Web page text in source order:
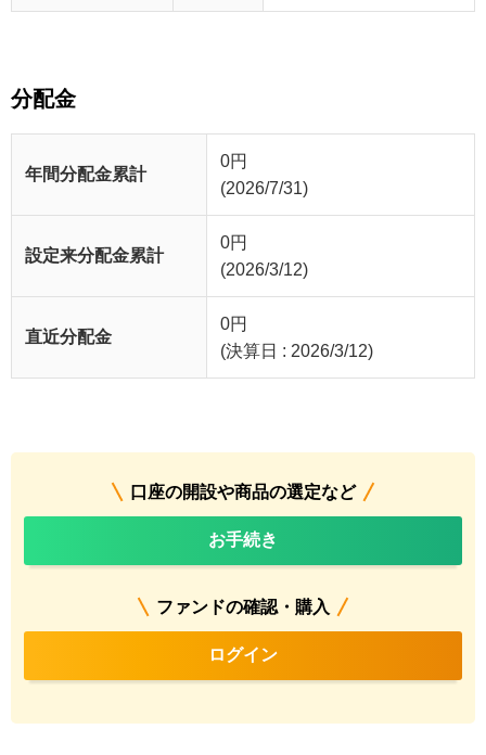
分配金
年間分配金累計
0円
(2026/7/31)
設定来分配金累計
0円
(2026/3/12)
直近分配金
0円
(決算日 : 2026/3/12)
口座の開設や商品の選定など
お手続き
ファンドの確認・購入
ログイン